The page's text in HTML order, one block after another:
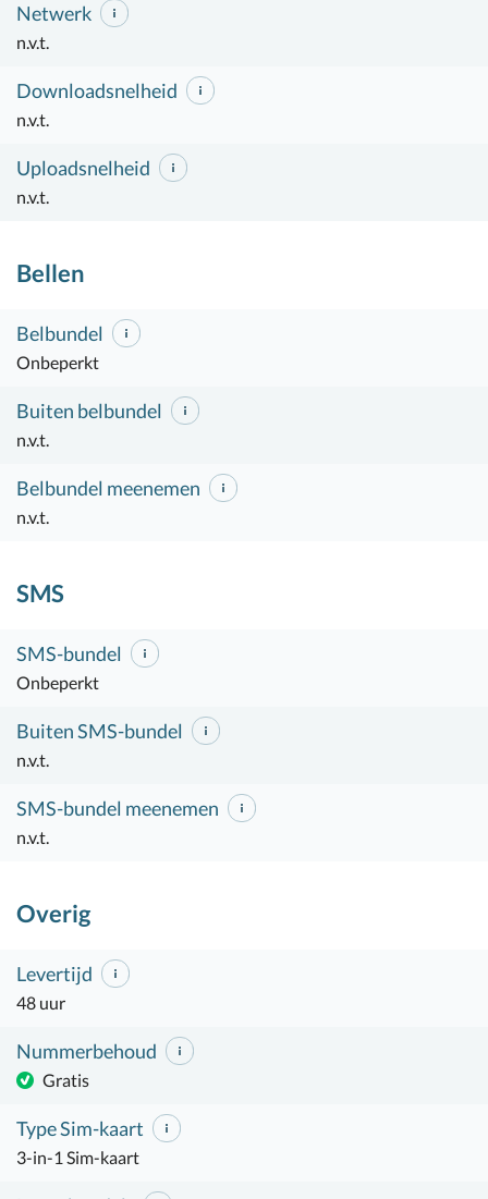
Netwerk
n.v.t.
Downloadsnelheid
n.v.t.
Uploadsnelheid
n.v.t.
Bellen
Belbundel
Onbeperkt
Buiten belbundel
n.v.t.
Belbundel meenemen
n.v.t.
SMS
SMS-bundel
Onbeperkt
Buiten SMS-bundel
n.v.t.
SMS-bundel meenemen
n.v.t.
Overig
Levertijd
48 uur
Nummerbehoud
Gratis
Type Sim-kaart
3-in-1 Sim-kaart